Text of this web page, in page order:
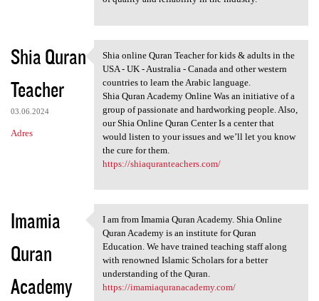
Shia Quran
Teacher
03.06.2024
Adres
Shia online Quran Teacher for
Shia online Quran Teacher for kids & adults in the
USA - UK - Australia - Canada and other western
countries to learn the Arabic language.
Shia Quran Academy Online Was an initiative of a
group of passionate and hardworking people. Also,
our Shia Online Quran Center Is a center that
would listen to your issues and we’ll let you know
the cure for them.
https://shiaquranteachers.com/
Imamia
Quran
Academy
I am from Imamia Quran
I am from Imamia Quran Academy. Shia Online
Quran Academy is an institute for Quran
Education. We have trained teaching staff along
with renowned Islamic Scholars for a better
understanding of the Quran.
https://imamiaquranacademy.com/